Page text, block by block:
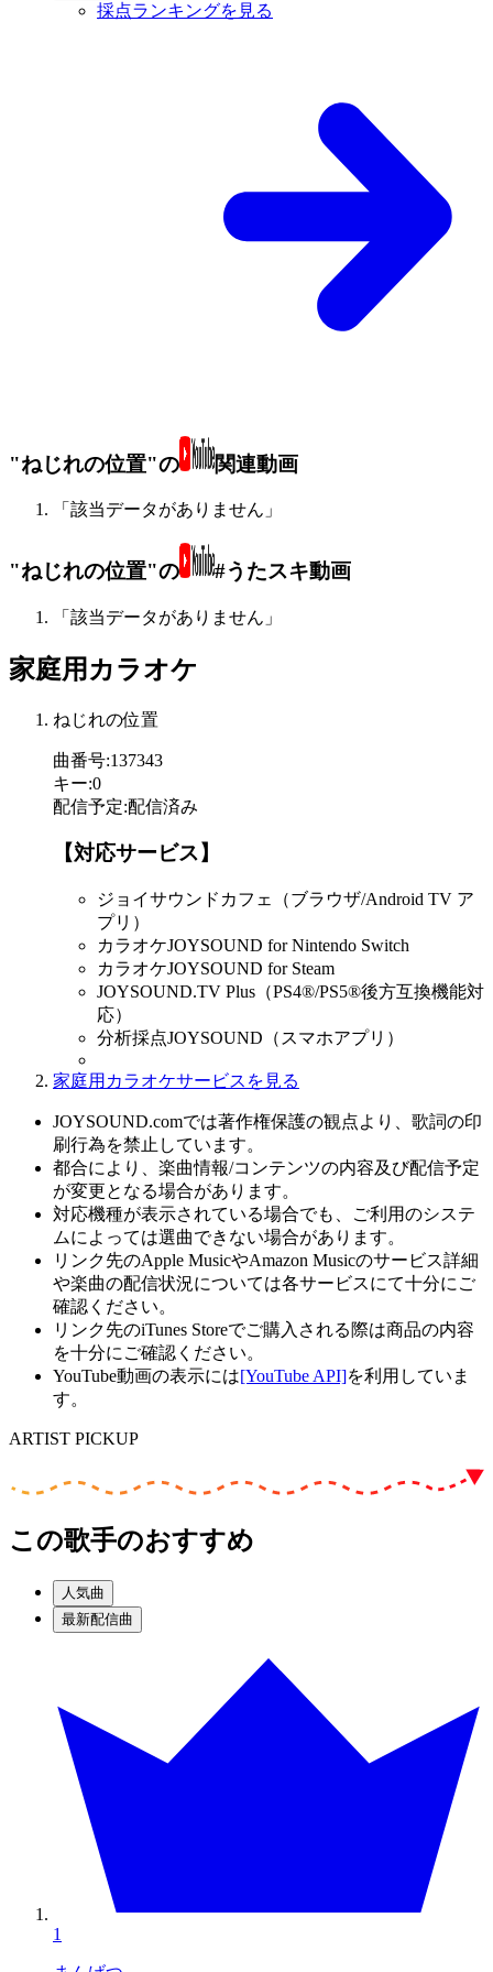
採点ランキングを見る
"ねじれの位置"の 関連動画
「該当データがありません」
"ねじれの位置"の #うたスキ動画
「該当データがありません」
家庭用カラオケ
ねじれの位置
曲番号:137343
キー:0
配信予定:配信済み
【対応サービス】
ジョイサウンドカフェ（ブラウザ/Android TV ア
プリ）
カラオケJOYSOUND for Nintendo Switch
カラオケJOYSOUND for Steam
JOYSOUND.TV Plus（PS4®/PS5®後方互換機能対
応）
分析採点JOYSOUND（スマホアプリ）
家庭用カラオケサービスを見る
JOYSOUND.comでは著作権保護の観点より、歌詞の印
刷行為を禁止しています。
都合により、楽曲情報/コンテンツの内容及び配信予定
が変更となる場合があります。
対応機種が表示されている場合でも、ご利用のシステ
ムによっては選曲できない場合があります。
リンク先のApple MusicやAmazon Musicのサービス詳細
や楽曲の配信状況については各サービスにて十分にご
確認ください。
リンク先のiTunes Storeでご購入される際は商品の内容
を十分にご確認ください。
YouTube動画の表示には[YouTube API]を利用していま
す。
ARTIST PICKUP
この歌手のおすすめ
人気曲
最新配信曲
1